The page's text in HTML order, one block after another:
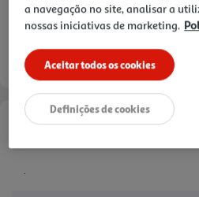
.
a navegação no site, analisar a
nossas iniciativas de marketing.
Aceitar todos os cookies
Definições de cookies